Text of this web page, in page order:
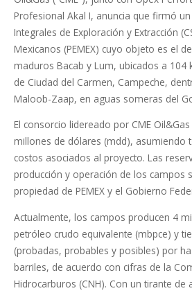
Profesional Akal I, anuncia que firmó
Integrales de Exploración y Extracción
Mexicanos (PEMEX) cuyo objeto es el
maduros Bacab y Lum, ubicados a 104
de Ciudad del Carmen, Campeche,
Maloob-Zaap, en aguas someras del
El consorcio lidereado por CME
millones de dólares (mdd), asumiendo
costos asociados al proyecto. Las
producción y operación de los campos
propiedad de PEMEX y el Gobierno
Actualmente, los campos producen 4
petróleo crudo equivalente (mbpce) y
(probadas, probables y posibles) por
barriles, de acuerdo con cifras de la
Hidrocarburos (CNH). Con un tirante